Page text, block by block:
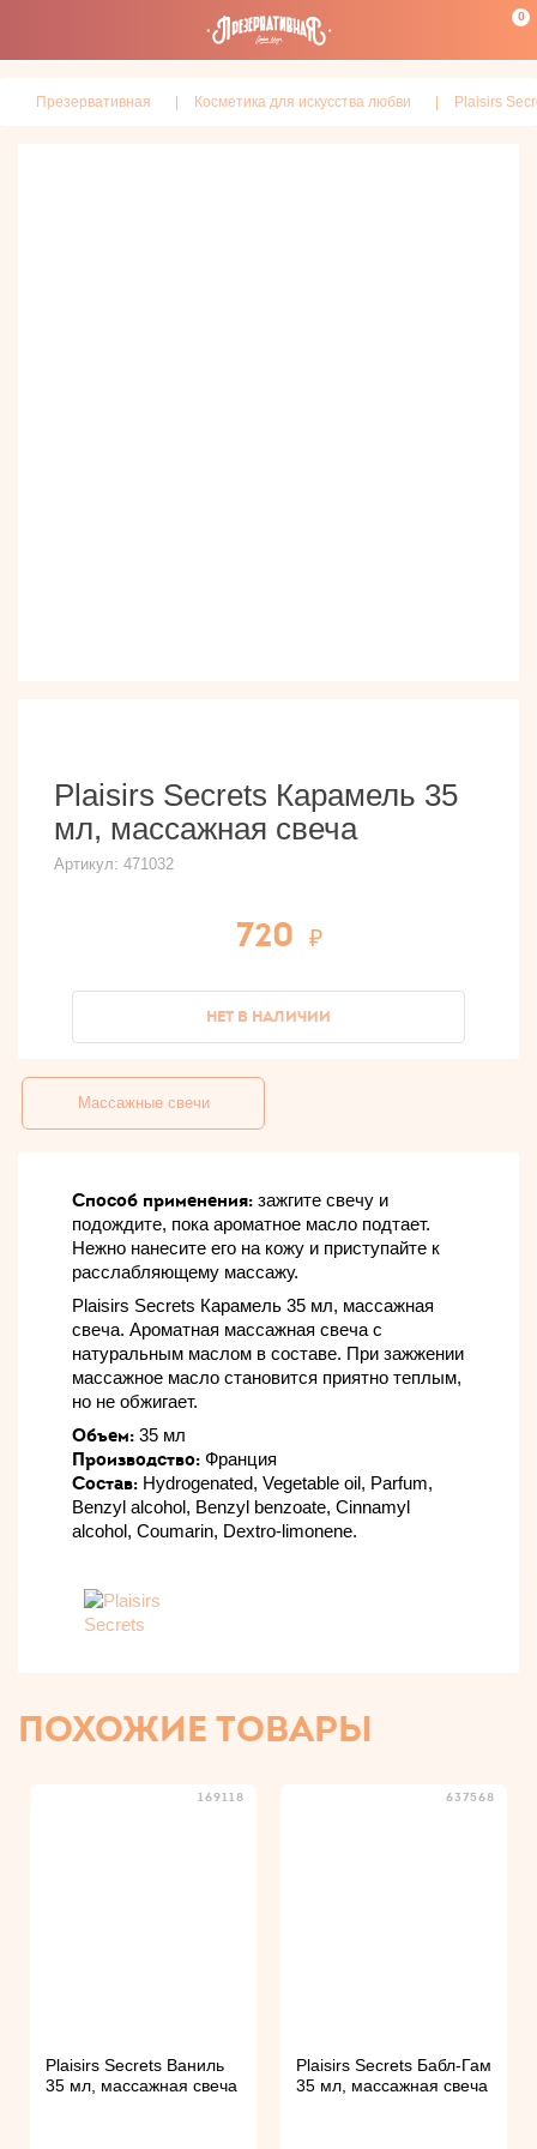
0
Презервативная Косметика для искусства любви Plaisirs
Plaisirs Secrets Карамель 35
мл, массажная свеча
Артикул: 471032
720
НЕТ В НАЛИЧИИ
Массажные свечи
Способ применения: зажгите свечу и
подождите, пока ароматное масло подтает.
Нежно нанесите его на кожу и приступайте к
расслабляющему массажу.
Plaisirs Secrets Карамель 35 мл, массажная
свеча. Ароматная массажная свеча с
натуральным маслом в составе. При зажжении
массажное масло становится приятно теплым,
но не обжигает.
Объем: 35 мл
Производство: Франция
Состав: Hydrogenated, Vegetable oil, Parfum,
Benzyl alcohol, Benzyl benzoate, Cinnamyl
alcohol, Coumarin, Dextro-limonene.
ПОХОЖИЕ ТОВАРЫ
169118
Plaisirs Secrets Ваниль
35 мл, массажная свеча
637568
Plaisirs Secrets Бабл-Гам
35 мл, массажная свеча